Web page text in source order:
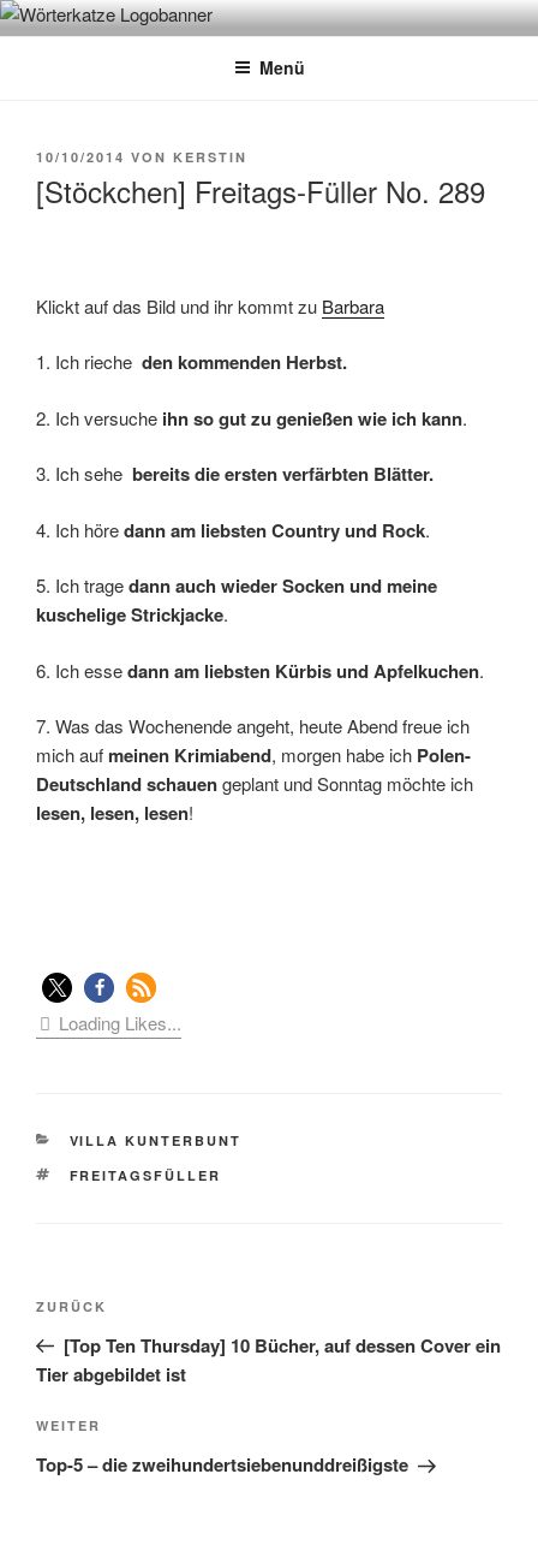
Zum
InhaltWÖRTERKATZE
Von Büchern erzählen
Menü
VERÖFFENTLICHT
10/10/2014 VON KERSTIN
[Stöckchen] Freitags-Füller No. 289
Klickt auf das Bild und ihr kommt zu Barbara
1. Ich rieche den kommenden Herbst.
2. Ich versuche ihn so gut zu genießen wie ich kann.
3. Ich sehe bereits die ersten verfärbten Blätter.
4. Ich höredann am liebsten Country und Rock.
5. Ich tragedann auch wieder Socken und meine
kuschelige Strickjacke.
6. Ich essedann am liebsten Kürbis und Apfelkuchen.
7. Was das Wochenende angeht, heute Abend freue ich
mich auf meinen Krimiabend, morgen habe ich Polen-
Deutschland schauengeplant und Sonntag möchte ich
lesen, lesen, lesen!
Loading Likes...
KATEGORIEN
VILLA KUNTERBUNT
SCHLAGWÖRTER
FREITAGSFÜLLER
Beitragsnavigation
Vorheriger
Beitrag
ZURÜCK
[Top Ten Thursday] 10 Bücher, auf dessen Cover ein
Tier abgebildet ist
Nächster
Beitrag
WEITER
Top-5 – die zweihundertsiebenunddreißigste